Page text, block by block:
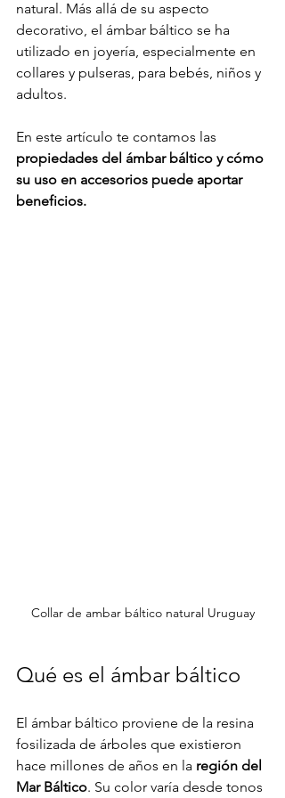
natural. Más allá de su aspecto
decorativo, el ámbar báltico se ha
utilizado en joyería, especialmente en
collares y pulseras, para bebés, niños y
adultos.
En este artículo te contamos las
propiedades del ámbar báltico y cómo
su uso en accesorios puede aportar
beneficios.
Collar de ambar báltico natural Uruguay
Qué es el ámbar báltico
El ámbar báltico proviene de la resina
fosilizada de árboles que existieron
hace millones de años en la región del
Mar Báltico. Su color varía desde tonos